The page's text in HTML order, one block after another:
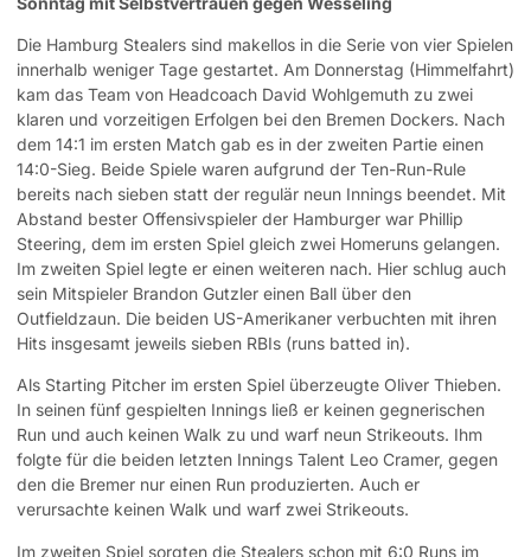
Die Hamburg Stealers sind makellos in die Serie von vier Spielen
innerhalb weniger Tage gestartet. Am Donnerstag (Himmelfahrt)
kam das Team von Headcoach David Wohlgemuth zu zwei
klaren und vorzeitigen Erfolgen bei den Bremen Dockers. Nach
dem 14:1 im ersten Match gab es in der zweiten Partie einen
14:0-Sieg. Beide Spiele waren aufgrund der Ten-Run-Rule
bereits nach sieben statt der regulär neun Innings beendet. Mit
Abstand bester Offensivspieler der Hamburger war Phillip
Steering, dem im ersten Spiel gleich zwei Homeruns gelangen.
Im zweiten Spiel legte er einen weiteren nach. Hier schlug auch
sein Mitspieler Brandon Gutzler einen Ball über den
Outfieldzaun. Die beiden US-Amerikaner verbuchten mit ihren
Hits insgesamt jeweils sieben RBIs (runs batted in).
Als Starting Pitcher im ersten Spiel überzeugte Oliver Thieben.
In seinen fünf gespielten Innings ließ er keinen gegnerischen
Run und auch keinen Walk zu und warf neun Strikeouts. Ihm
folgte für die beiden letzten Innings Talent Leo Cramer, gegen
den die Bremer nur einen Run produzierten. Auch er
verursachte keinen Walk und warf zwei Strikeouts.
Im zweiten Spiel sorgten die Stealers schon mit 6:0 Runs im